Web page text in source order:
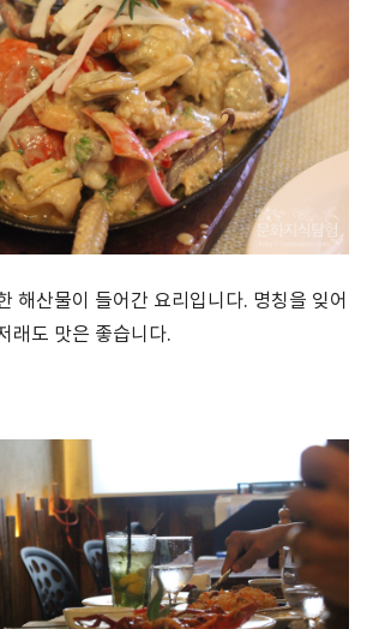
해산물이 들어간 요리입니다. 명칭을 잊어
래도 맛은 좋습니다.